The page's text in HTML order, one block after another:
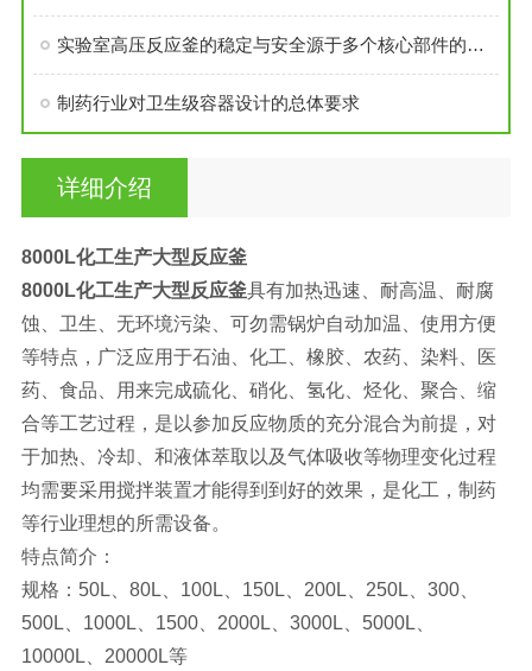
实验室高压反应釜的稳定与安全源于多个核心部件的科学设计
制药行业对卫生级容器设计的总体要求
详细介绍
8000L化工生产大型反应釜
8000L化工生产大型反应釜具有加热迅速、耐高温、耐腐
蚀、卫生、无环境污染、可勿需锅炉自动加温、使用方便
等特点，广泛应用于石油、化工、橡胶、农药、染料、医
药、食品、用来完成硫化、硝化、氢化、烃化、聚合、缩
合等工艺过程，是以参加反应物质的充分混合为前提，对
于加热、冷却、和液体萃取以及气体吸收等物理变化过程
均需要采用搅拌装置才能得到到好的效果，是化工，制药
等行业理想的所需设备。
特点简介：
规格：50L、80L、100L、150L、200L、250L、300、
500L、1000L、1500、2000L、3000L、5000L、
10000L、20000L等